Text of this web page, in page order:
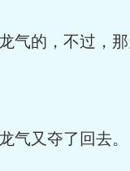
的，不过，
又夺了回去。